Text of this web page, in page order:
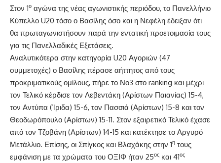
Στον 1ο αγώνα της νέας αγωνιστικής περιόδου, το Πανελλήνιο
Κύπελλο U20 τόσο ο Βασίλης όσο και η Νεφέλη έδειξαν ότι
θα πρωταγωνιστήσουν παρά την εντατική προετοιμασία τους
για τις Πανελλαδικές Εξετάσεις.
Αναλυτικότερα στην κατηγορία U20 Αγοριών (47
συμμετοχές) ο Βασίλης πέρασε αήττητος από τους
προκριματικούς ομίλους, πήρε το Νο3 στο ranking και μέχρι
τον Τελικό κέρδισε τον Λεβεντάκη (Αρίστων Παιανίας) 15-4,
τον Αντύπα (Ίριδα) 15-6, τον Πασσιά (Αρίστων) 15-8 και τον
Θεοδωρόπουλο (Αρίστων) 15-11. Στον εξαιρετικό Τελικό έχασε
από τον Τζοβάνη (Αρίστων) 14-15 και κατέκτησε το Αργυρό
Μετάλλιο. Επίσης, οι Σπίγκος και Βλαχάκης στην 1η τους
εμφάνιση με τα χρώματα του ΟΞΙΦ ήταν 25ος και 41ος